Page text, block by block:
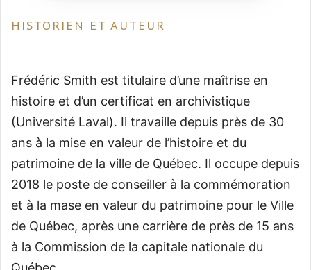
HISTORIEN ET AUTEUR
Frédéric Smith est titulaire d’une maîtrise en
histoire et d’un certificat en archivistique
(Université Laval). Il travaille depuis près de 30
ans à la mise en valeur de l’histoire et du
patrimoine de la ville de Québec. Il occupe depuis
2018 le poste de conseiller à la commémoration
et à la mase en valeur du patrimoine pour le Ville
de Québec, après une carrière de près de 15 ans
à la Commission de la capitale nationale du